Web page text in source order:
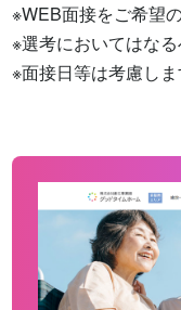
※WEB面接をご希望
※選考においてはなる
※面接日等は考慮し